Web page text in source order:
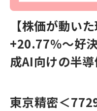
【株価が動い
+20.77％〜好
成AI向けの半
東京精密＜